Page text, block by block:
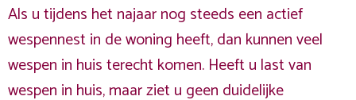
Als u tijdens het najaar nog steeds een actief
wespennest in de woning heeft, dan kunnen veel
wespen in huis terecht komen. Heeft u last van
wespen in huis, maar ziet u geen duidelijke